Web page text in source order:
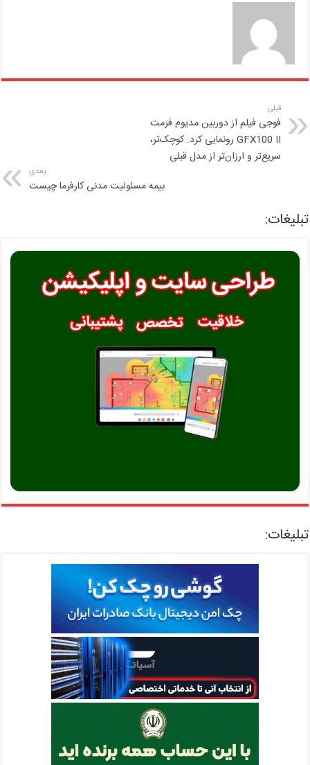
قبلی
فوجی فیلم از دوربین مدیوم فرمت
GFX100 II رونمایی کرد: کوچک‌تر،
سریع‌تر و ارزان‌تر از مدل قبلی
بعدی
بیمه مسئولیت مدنی کارفرما چیست
تبلیغات:
تبلیغات: